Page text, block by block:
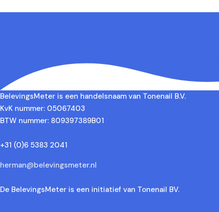
BelevingsMeter is een handelsnaam van Tonenail B.V.
KvK nummer: 05067403
BTW nummer: 809397389B01
+31 (0)6 5383 2041
herman@belevingsmeter.nl
De BelevingsMeter is een initiatief van Tonenail BV.